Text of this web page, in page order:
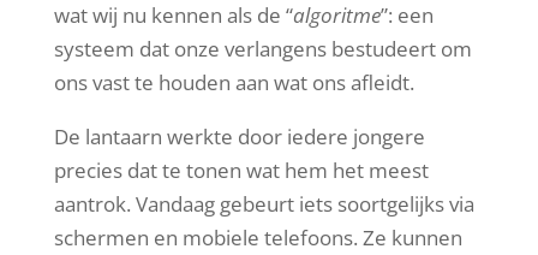
wat wij nu kennen als de “algoritme”: een
systeem dat onze verlangens bestudeert om
ons vast te houden aan wat ons afleidt.
De lantaarn werkte door iedere jongere
precies dat te tonen wat hem het meest
aantrok. Vandaag gebeurt iets soortgelijks via
schermen en mobiele telefoons. Ze kunnen